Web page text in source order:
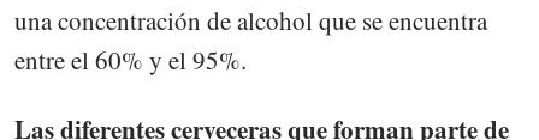
una concentración de alcohol que se encuentra
entre el 60% y el 95%.
Las diferentes cerveceras que forman parte de